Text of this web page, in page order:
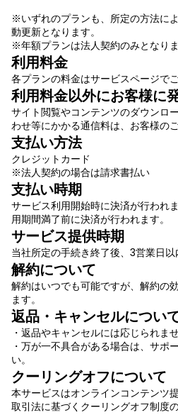
※いずれのプランも、所定の方法に
動更新となります。
※年額プランは法人契約のみとなりま
利用料金
各プランの料金はサービスページで
利用料金以外にお客様に
サイト閲覧やコンテンツのダウンロ
わせ等にかかる通信料は、お客様の
支払い方法
クレジットカード
※法人契約の場合は請求書払い
支払い時期
サービス利用開始時に決済が行われ
用期間満了前に決済が行われます。
サービス提供時期
当社所定の手続き終了後、3営業日以
解約について
解約はいつでも可能ですが、解約の
ます。
返品・キャンセルについ
・返品やキャンセルには応じられませ
・万が一不具合がある場合は、サポ
い。
クーリングオフについて
本サービスはオンラインコンテンツ
取引法に基づくクーリングオフ制度